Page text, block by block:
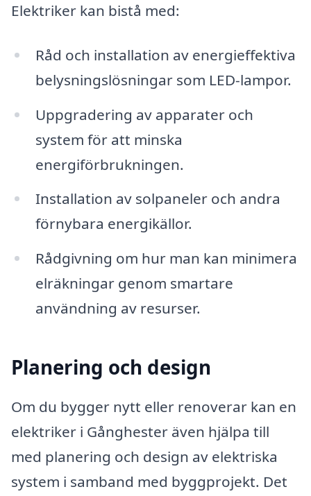
Elektriker kan bistå med:
Råd och installation av energieffektiva
belysningslösningar som LED-lampor.
Uppgradering av apparater och
system för att minska
energiförbrukningen.
Installation av solpaneler och andra
förnybara energikällor.
Rådgivning om hur man kan minimera
elräkningar genom smartare
användning av resurser.
Planering och design
Om du bygger nytt eller renoverar kan en
elektriker i Gånghester även hjälpa till
med planering och design av elektriska
system i samband med byggprojekt. Det